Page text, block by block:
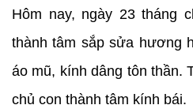
Hôm nay, ngày 23 tháng
thành tâm sắp sửa hương
áo mũ, kính dâng tôn thần.
chủ con thành tâm kính bái.